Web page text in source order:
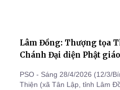
Lâm Đồng: Thượng tọa
Chánh Đại diện Phật
PSO - Sáng 28/4/2026 (12/3/
Thiện (xã Tân Lập, tỉnh Lâm